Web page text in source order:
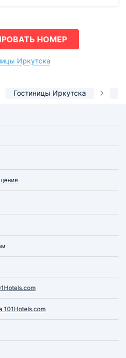
НОМЕР
Иркутска
Гостиницы Иркутска
101Hotels.com